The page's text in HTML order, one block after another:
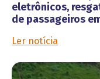
eletrônicos,
de passageiros
Ler notícia